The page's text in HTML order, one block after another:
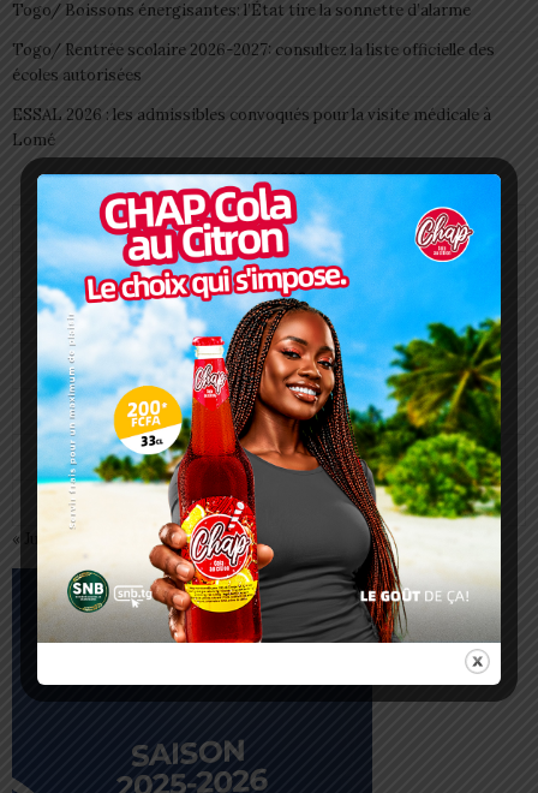
Togo/ Boissons énergisantes: l’État tire la sonnette d’alarme
Togo/ Rentrée scolaire 2026-2027: consultez la liste officielle des
écoles autorisées
ESSAL 2026 : les admissibles convoqués pour la visite médicale à
Lomé
août 2026
L M M J V S
3 4 5 6 7 9
10 11 12 13 14 15 16
17 18 19 20 21 22 23
24 25 26 27 28 29 30
« Juil